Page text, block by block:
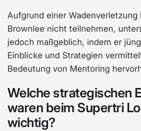
Aufgrund einer
Brownlee nicht teilnehmen,
jedoch maßgeblich, indem er
Einblicke und Strategien
Bedeutung von Mentoring
Welche strategischen
waren beim Supertri
wichtig?